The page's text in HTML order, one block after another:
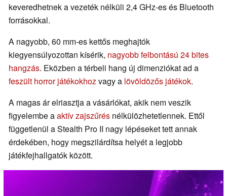
keveredhetnek a vezeték nélküli 2,4 GHz-es és Bluetooth
forrásokkal.
A nagyobb, 60 mm-es kettős meghajtók
kiegyensúlyozottan kísérik, nagyobb felbontású 24 bites
hangzás. Eközben a térbeli hang új dimenziókat ad a
feszült horror játékokhozvagy a lövöldözős játékok.
A magas ár elriasztja a vásárlókat, akik nem veszik
figyelembe aaktív zajszűrés nélkülözhetetlennek. Ettől
függetlenül a Stealth Pro II nagy lépéseket tett annak
érdekében, hogy megszilárdítsa helyét a legjobb
játékfejhallgatók között.